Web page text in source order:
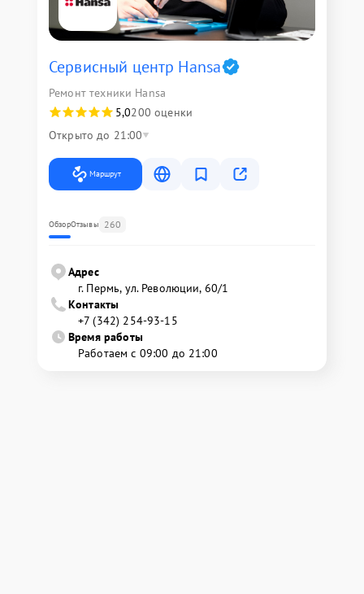
Сервисный центр Hansa
Ремонт техники Hansa
5,0200 оценки
Открыто до 21:00
Маршрут
ОбзорОтзывы 260
Адрес
г. Пермь, ул. ​Революции, 60/1
Контакты
+7 (342) 254-93-15
Время работы
Работаем с 09:00 до 21:00